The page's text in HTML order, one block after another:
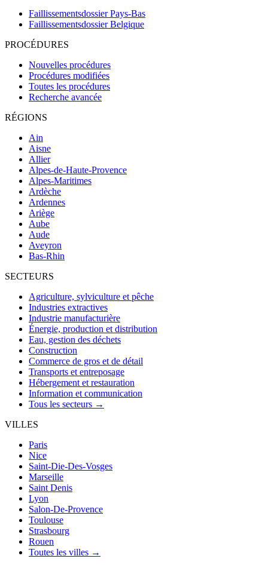
Faillissementsdossier Pays-Bas
Faillissementsdossier Belgique
PROCÉDURES
Nouvelles procédures
Procédures modifiées
Toutes les procédures
Recherche avancée
RÉGIONS
Ain
Aisne
Allier
Alpes-de-Haute-Provence
Alpes-Maritimes
Ardèche
Ardennes
Ariège
Aube
Aude
Aveyron
Bas-Rhin
SECTEURS
Agriculture, sylviculture et pêche
Industries extractives
Industrie manufacturière
Énergie, production et distribution
Eau, gestion des déchets
Construction
Commerce de gros et de détail
Transports et entreposage
Hébergement et restauration
Information et communication
Tous les secteurs →
VILLES
Paris
Nice
Saint-Die-Des-Vosges
Marseille
Saint Denis
Lyon
Salon-De-Provence
Toulouse
Strasbourg
Rouen
Toutes les villes →